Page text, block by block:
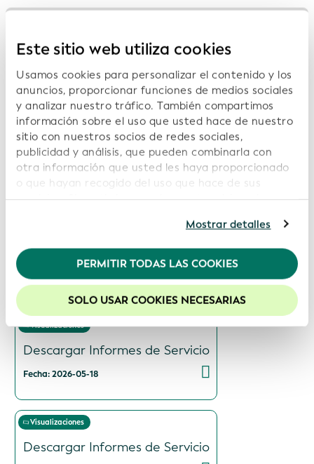
Este sitio web utiliza cookies
Usamos cookies para personalizar el contenido y los
anuncios, proporcionar funciones de medios sociales
y analizar nuestro tráfico. También compartimos
información sobre el uso que usted hace de nuestro
sitio con nuestros socios de redes sociales,
publicidad y análisis, que pueden combinarla con
otra información que usted les haya proporcionado
o que hayan recogido del uso que hace de sus
servicios. Si continúa usando nuestro sitio web,
Política de
privacidad.
Recomendamos mantener activadas las cookies
para mejorar la experiencia en nuestro sitio web.
Mostrar detalles
PERMITIR TODAS LAS COOKIES
SOLO USAR COOKIES NECESARIAS
Página anterior
Informes relacionados:
Visualizaciones
Descargar Informes de Servicio
Fecha: 2026-07-14
Descargar Informes de Servicio
Fecha: 2026-06-15
Visualizaciones
Descargar Informes de Servicio
Fecha: 2026-05-18
Visualizaciones
Descargar Informes de Servicio